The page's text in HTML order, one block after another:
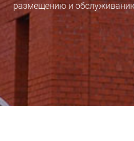
размещению и